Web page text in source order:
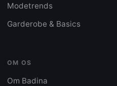
Modetrends
Garderobe & Basics
OM OS
Om Badina